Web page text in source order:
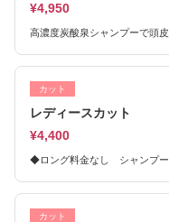
¥4,950
高濃度炭酸泉シャンプーで頭
カット
レディースカット
¥4,400
◆ロング料金なし シャンプー
カット